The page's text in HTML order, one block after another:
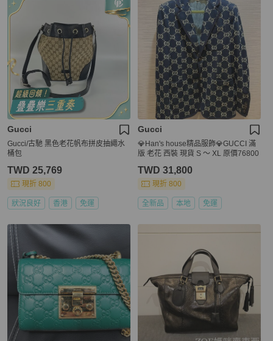
Gucci
Gucci/古馳 黑色老花帆布拼皮抽繩水
桶包
TWD 25,769
現折 800
狀況良好 香港 免運
Gucci
💎Han's house精品服飾💎GUCCI 滿
版 老花 西裝 現貨 S ～ XL 原價76800
TWD 31,800
現折 800
全新品 本地 免運